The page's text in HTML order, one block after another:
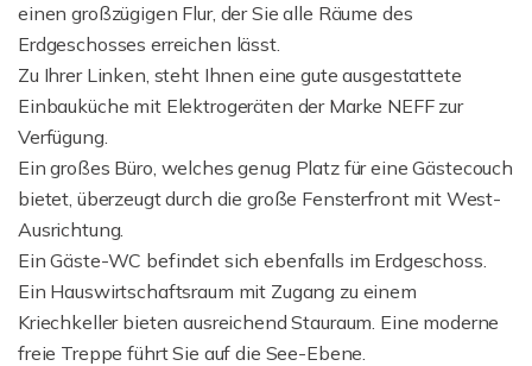
einen großzügigen Flur, der Sie alle Räume des
Erdgeschosses erreichen lässt.
Zu Ihrer Linken, steht Ihnen eine gute ausgestattete
Einbauküche mit Elektrogeräten der Marke NEFF zur
Verfügung.
Ein großes Büro, welches genug Platz für eine Gästecouch
bietet, überzeugt durch die große Fensterfront mit West-
Ausrichtung.
Ein Gäste-WC befindet sich ebenfalls im Erdgeschoss.
Ein Hauswirtschaftsraum mit Zugang zu einem
Kriechkeller bieten ausreichend Stauraum. Eine moderne
freie Treppe führt Sie auf die See-Ebene.